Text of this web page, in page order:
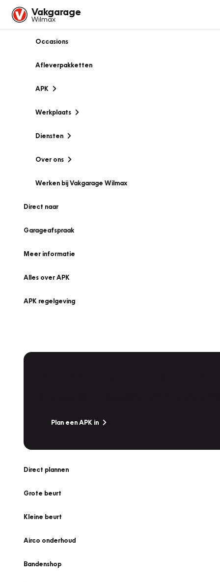
Vakgarage
Wilmax
Occasions
Afleverpakketten
APK
Werkplaats
Diensten
Over ons
Werken bij Vakgarage Wilmax
Direct naar
Garageafspraak
Meer informatie
Alles over APK
APK regelgeving
Plan een APK in
Direct plannen
Grote beurt
Kleine beurt
Airco onderhoud
Bandenshop